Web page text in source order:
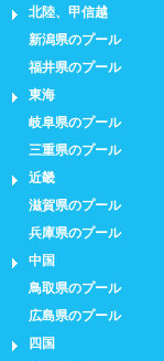
北陸、甲信越
新潟県のプール
福井県のプール
東海
岐阜県のプール
三重県のプール
近畿
滋賀県のプール
兵庫県のプール
中国
鳥取県のプール
広島県のプール
四国
水以外の飲食禁止
歩行専用レーン
飛び込み練習OK